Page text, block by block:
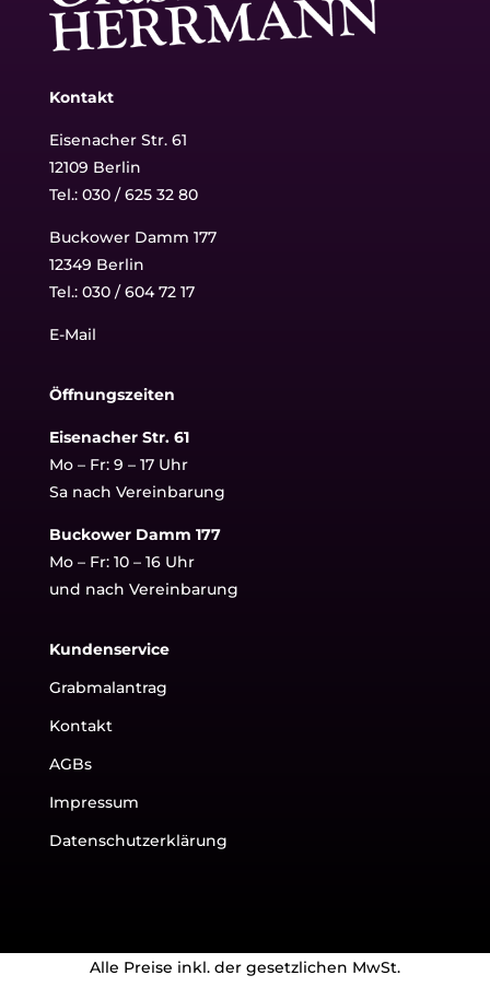
Kontakt
Eisenacher Str. 61
12109 Berlin
Tel.: 030 / 625 32 80
Buckower Damm 177
12349 Berlin
Tel.: 030 / 604 72 17
E-Mail
Öffnungszeiten
Eisenacher Str. 61
Mo – Fr: 9 – 17 Uhr
Sa nach Vereinbarung
Buckower Damm 177
Mo – Fr: 10 – 16 Uhr
und nach Vereinbarung
Kundenservice
Grabmalantrag
Kontakt
AGBs
Impressum
Datenschutzerklärung
Alle Preise inkl. der gesetzlichen MwSt.